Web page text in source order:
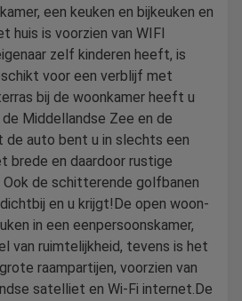
een keuken en bijkeuken en
huis is voorzien van WIFI
zelf kinderen heeft, is
voor een verblijf met
bij de woonkamer heeft u
Middellandse Zee en de
de auto bent u in slechts een
brede en daardoor rustige
Ook de schitterende golfbanen
en u krijgt!De open woon-
in een eenpersoonskamer,
van ruimtelijkheid, tevens is het
raampartijen, voorzien van
satelliet en Wi-Fi internet.De